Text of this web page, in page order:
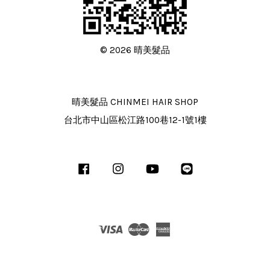
© 2026 晴美髮品
晴美髮品 CHINMEI HAIR SHOP
台北市中山區松江路100巷12-1號1樓
Facebook InstagramYouTube
Visa Master